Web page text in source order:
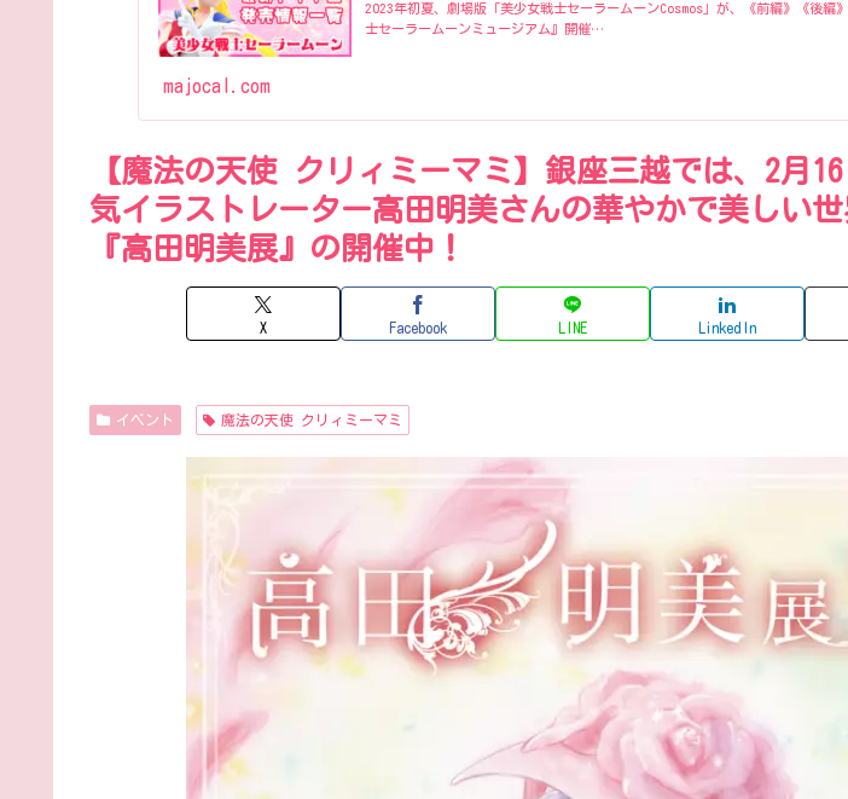
2023年初夏、劇場版「美少女戦士セーラームーンCosmos」が、《前編》《後編
士セーラームーンミュージアム』開催…
majocal.com
【魔法の天使 クリィミーマミ】銀座三越では、2月
気イラストレーター高田明美さんの華やかで美しい
『高田明美展』の開催中！
X Facebook LINE LinkedIn
イベント 魔法の天使 クリィミーマミ